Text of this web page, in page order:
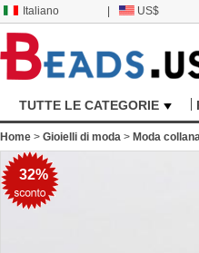
Italiano US$
TUTTE LE CATEGORIE
Home > Gioielli di moda > Moda
32%